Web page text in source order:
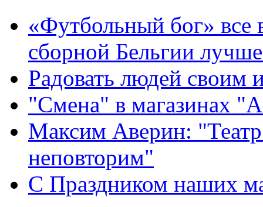
«Футбольный бог» все
сборной Бельгии
Радовать людей своим
"Смена" в магазинах
Максим Аверин:
неповторим"
С Праздником наших